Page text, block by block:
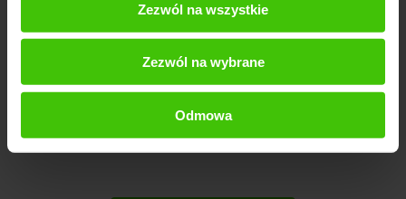
Zezwól na wszystkie
Zezwól na wybrane
Odmowa
» zobacz jak się z nami współpracuje